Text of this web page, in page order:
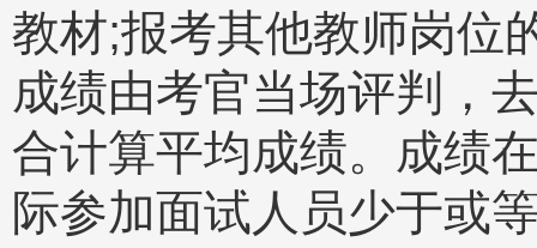
教材;报考其他教师岗位
成绩由考官当场评判，
合计算平均成绩。成绩
际参加面试人员少于或